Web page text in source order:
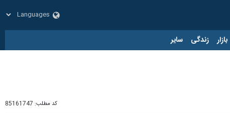
بازار زندگی سایر
کد مطلب: 85161747